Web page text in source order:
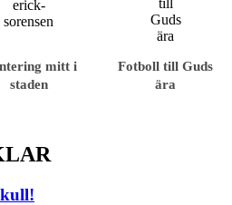
mitt i
staden
Fotboll till Guds
ära